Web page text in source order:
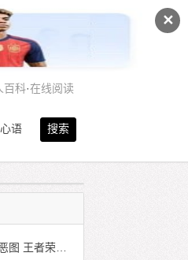
✕
百科·在线阅读
搜索
语
女英雄福利图